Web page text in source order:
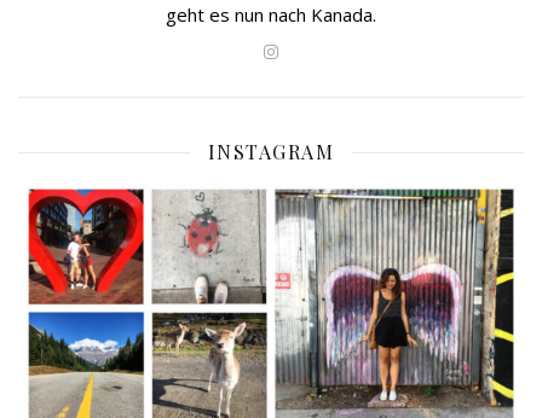
geht es nun nach Kanada.
INSTAGRAM